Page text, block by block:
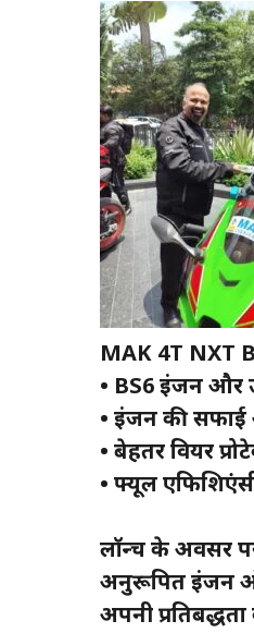
MAK 4T NXT
• BS6 इंजन और
• इंजन की सफाई
• बेहतर वियर
• फ्यूल
लॉन्च के अवसर
अनुरूपित इंजन
अपनी